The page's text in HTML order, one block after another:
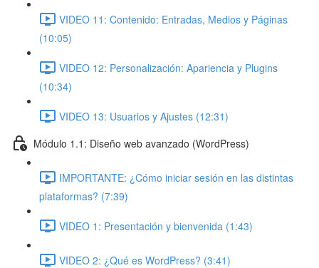
VIDEO 11: Contenido: Entradas, Medios y Páginas
(10:05)
VIDEO 12: Personalización: Apariencia y Plugins
(10:34)
VIDEO 13: Usuarios y Ajustes (12:31)
Módulo 1.1: Diseño web avanzado (WordPress)
IMPORTANTE: ¿Cómo iniciar sesión en las distintas
plataformas? (7:39)
VIDEO 1: Presentación y bienvenida (1:43)
VIDEO 2: ¿Qué es WordPress? (3:41)